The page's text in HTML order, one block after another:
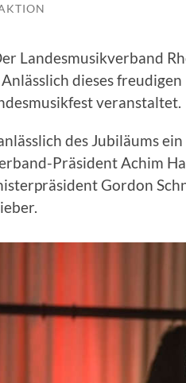
Landesmusikverband
dieses
veranstaltet.
des Jubiläums
Präsident Achim
Gordon